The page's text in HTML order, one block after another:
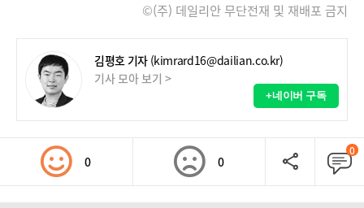
©(주) 데일리안 무단전재 및 재배포 금지
김평호 기자 (kimrard16@dailian.co.kr)
기사 모아 보기 >
+네이버 구독
0 0
0